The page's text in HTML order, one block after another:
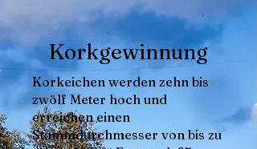
Korkgewinnung
Korkeichen werden zehn bis
zwölf Meter hoch und
erreichen einen
Stammdurchmesser von bis zu